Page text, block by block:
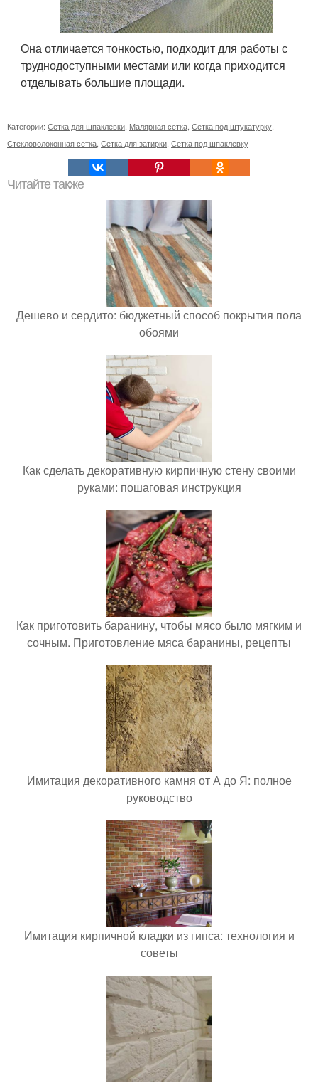
Она отличается тонкостью, подходит для работы с
труднодоступными местами или когда приходится
отделывать большие площади.
Категории: Сетка для шпаклевки, Малярная сетка, Сетка под штукатурку,
Стекловолоконная сетка, Сетка для затирки, Сетка под шпаклевку
Читайте также
Дешево и сердито: бюджетный способ покрытия пола
обоями
Как сделать декоративную кирпичную стену своими
руками: пошаговая инструкция
Как приготовить баранину, чтобы мясо было мягким и
сочным. Приготовление мяса баранины, рецепты
Имитация декоративного камня от А до Я: полное
руководство
Имитация кирпичной кладки из гипса: технология и
советы